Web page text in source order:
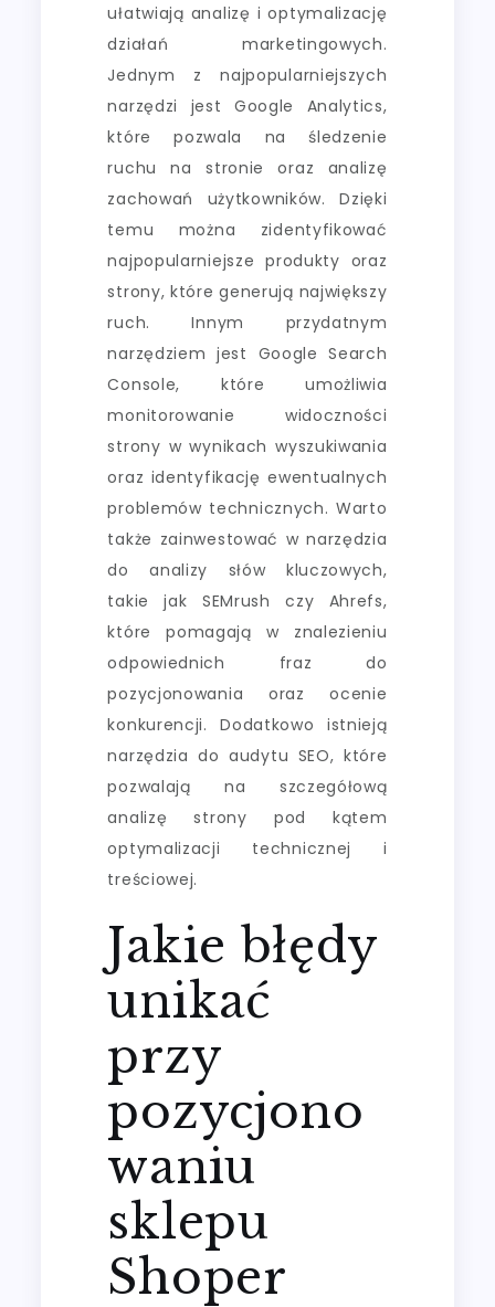
ułatwiają analizę i optymalizację
działań marketingowych.
Jednym z najpopularniejszych
narzędzi jest Google Analytics,
które pozwala na śledzenie
ruchu na stronie oraz analizę
zachowań użytkowników. Dzięki
temu można zidentyfikować
najpopularniejsze produkty oraz
strony, które generują największy
ruch. Innym przydatnym
narzędziem jest Google Search
Console, które umożliwia
monitorowanie widoczności
strony w wynikach wyszukiwania
oraz identyfikację ewentualnych
problemów technicznych. Warto
także zainwestować w narzędzia
do analizy słów kluczowych,
takie jak SEMrush czy Ahrefs,
które pomagają w znalezieniu
odpowiednich fraz do
pozycjonowania oraz ocenie
konkurencji. Dodatkowo istnieją
narzędzia do audytu SEO, które
pozwalają na szczegółową
analizę strony pod kątem
optymalizacji technicznej i
treściowej.
Jakie błędy
unikać
przy
pozycjono
waniu
sklepu
Shoper